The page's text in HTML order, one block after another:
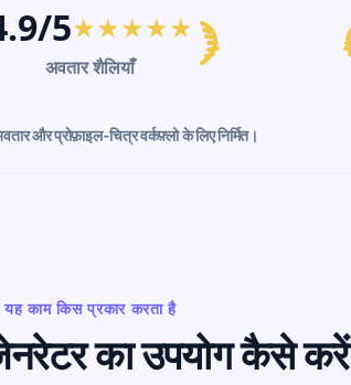
5★★★★★
अवतार शैलियाँ
और प्रोफ़ाइल-चित्र वर्कफ़्लो के लिए निर्मित।
यह काम किस प्रकार करता है
का उपयोग कैसे करें